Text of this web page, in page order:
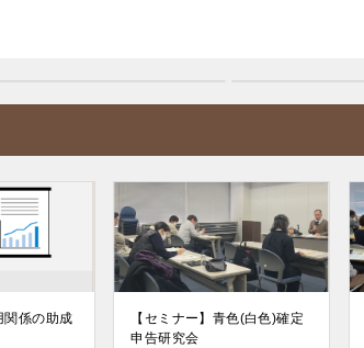
関係の助成
【セミナー】青色(白色)確定
申告研究会